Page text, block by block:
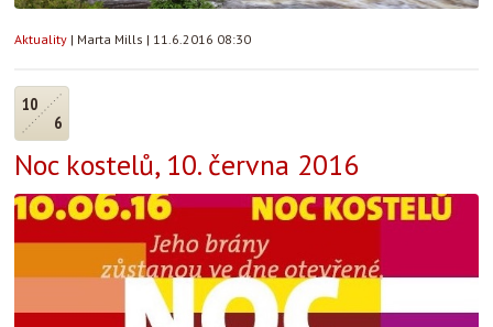
Aktuality | Marta Mills | 11.6.2016 08:30
10
6
Noc kostelů, 10. června 2016